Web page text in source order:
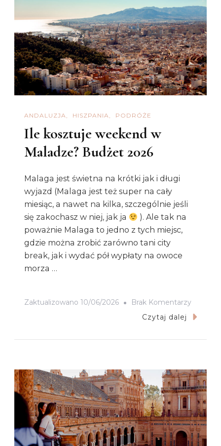
ANDALUZJA HISZPANIA PODRÓŻE
Ile kosztuje weekend w
Maladze? Budżet 2026
Malaga jest świetna na krótki jak i długi
wyjazd (Malaga jest też super na cały
miesiąc, a nawet na kilka, szczególnie jeśli
się zakochasz w niej, jak ja
). Ale tak na
poważnie Malaga to jedno z tych miejsc,
gdzie można zrobić zarówno tani city
break, jak i wydać pół wypłaty na owoce
morza …
Zaktualizowano 10/06/2026 Brak KomentarzyDo
Ile
Budżet
2026
Czytaj dalej